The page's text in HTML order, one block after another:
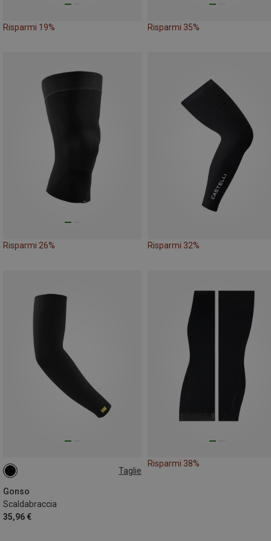
Risparmi 19% Risparmi 35%
Risparmi 26% Risparmi 32%
Taglie
Gonso
Scaldabraccia
35,96 €
S
Risparmi 38%